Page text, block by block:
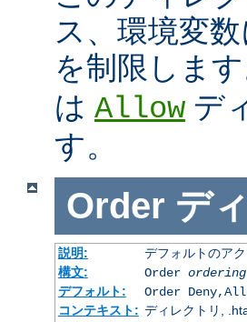
ス、環境変
を制限します
は Allow デ
す。
Order デ
説明: デフォルトのア
構文:
Order ordering
デフォルト:
Order
コンテキスト: ディレクトリ,